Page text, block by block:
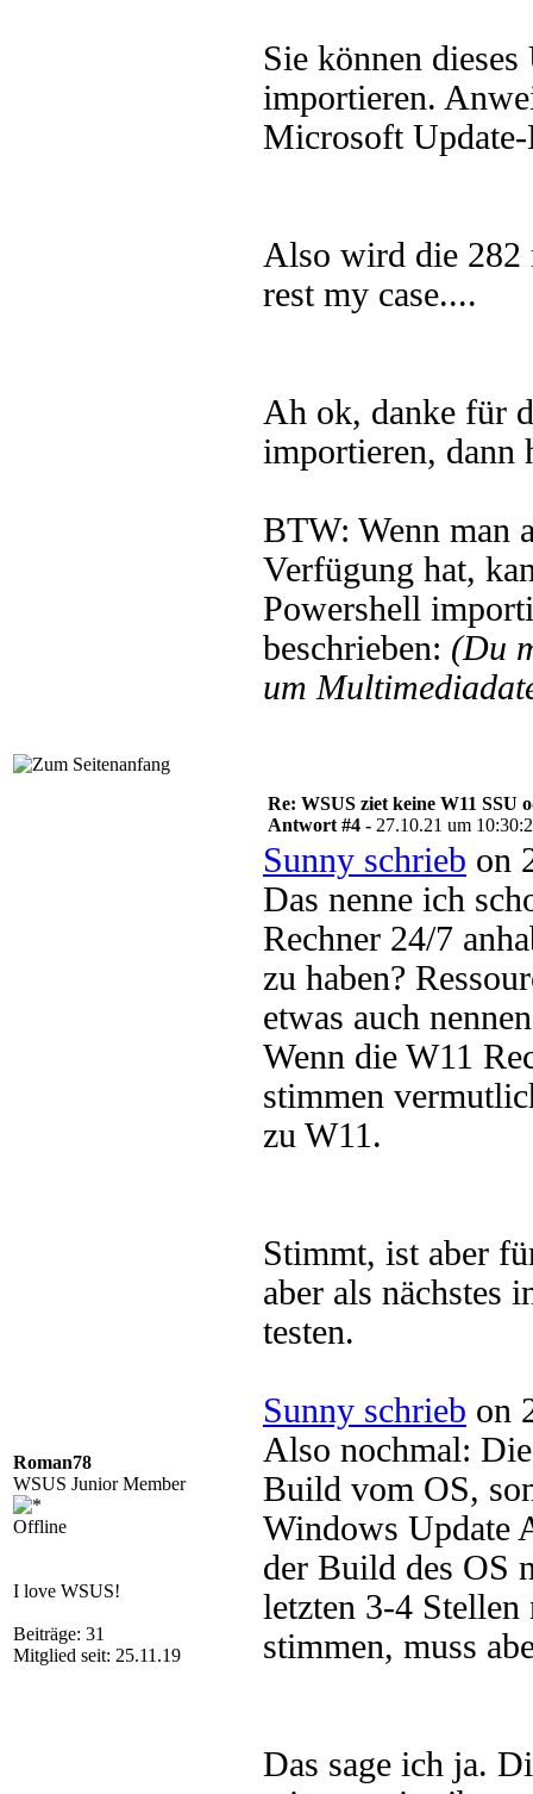
Sie können
importieren.
Microsoft
Also wird die 282
rest my case....
Ah ok, danke für
importieren, dann
BTW: Wenn man
Verfügung hat,
Powershell
beschrieben: (Du
um
Roman78
WSUS Junior Member
Offline
I love WSUS!
Beiträge: 31
Mitglied seit: 25.11.19
Re: WSUS ziet keine W11 SSU
Antwort #4 - 27.10.21 um
Sunny schrieb on
Das nenne ich
Rechner 24/7
zu haben?
etwas auch
Wenn die W11
stimmen
zu W11.
Stimmt, ist aber
aber als nächstes
testen.
Sunny schrieb on
Also nochmal:
Build vom OS,
Windows Update
der Build des OS
letzten 3-4
stimmen, muss
Das sage ich ja.